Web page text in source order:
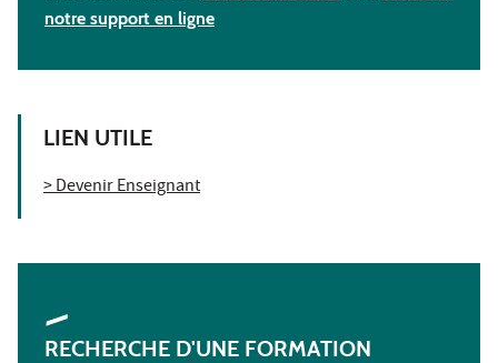
notre support en ligne
LIEN UTILE
> Devenir Enseignant
RECHERCHE D'UNE FORMATION